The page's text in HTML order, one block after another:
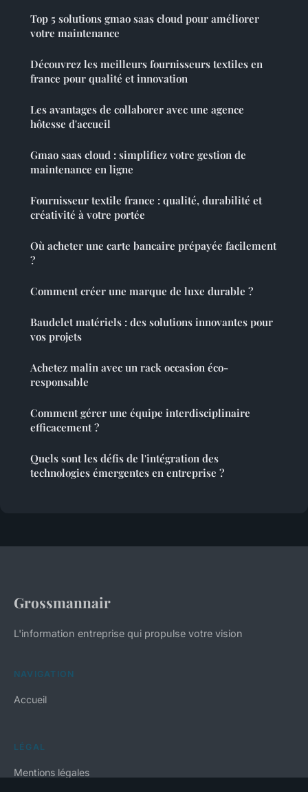
Top 5 solutions gmao saas cloud pour améliorer
votre maintenance
Découvrez les meilleurs fournisseurs textiles en
france pour qualité et innovation
Les avantages de collaborer avec une agence
hôtesse d'accueil
Gmao saas cloud : simplifiez votre gestion de
maintenance en ligne
Fournisseur textile france : qualité, durabilité et
créativité à votre portée
Où acheter une carte bancaire prépayée facilement
?
Comment créer une marque de luxe durable ?
Baudelet matériels : des solutions innovantes pour
vos projets
Achetez malin avec un rack occasion éco-
responsable
Comment gérer une équipe interdisciplinaire
efficacement ?
Quels sont les défis de l'intégration des
technologies émergentes en entreprise ?
Grossmannair
L'information entreprise qui propulse votre vision
NAVIGATION
Accueil
LÉGAL
Mentions légales